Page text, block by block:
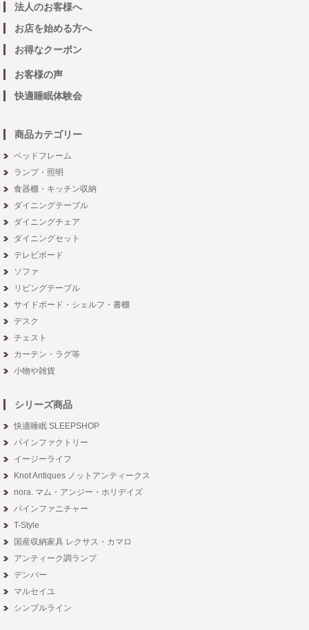
法人のお客様へ
お店を始める方へ
お得なクーポン
お客様の声
快適睡眠体験会
商品カテゴリー
ベッドフレーム
ランプ・照明
食器棚・キッチン収納
ダイニングテーブル
ダイニングチェア
ダイニングセット
テレビボード
ソファ
リビングテーブル
サイドボード・シェルフ・書棚
デスク
チェスト
カーテン・ラグ等
小物や雑貨
シリーズ商品
快適睡眠 SLEEPSHOP
パインファクトリー
イージーライフ
Knot Antiques ノットアンティークス
nora. マム・アンジー・ホリデイズ
パインファニチャー
T-Style
国産収納家具 レクサス・カマロ
アンティーク調ランプ
デンバー
マルセイユ
シンプルライン